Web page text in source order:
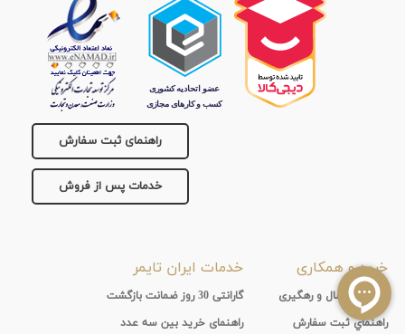
راهنمای ثبت سفارش
خدمات پس از فروش
خرید و همکاری
روشهای ارسال و رهگیری
راهنماي ثبت سفارش
خدمات ایران تایمر
گارانتی 30 روز ضمانت بازگشت
راهنمای خرید بین سه عدد